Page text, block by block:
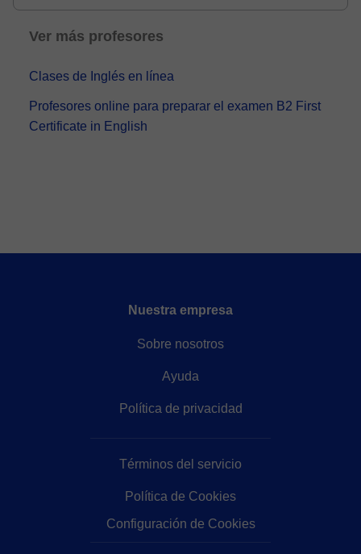
Ver más profesores
Clases de Inglés en línea
Profesores online para preparar el examen B2 First
Certificate in English
Nuestra empresa
Sobre nosotros
Ayuda
Política de privacidad
Términos del servicio
Política de Cookies
Configuración de Cookies